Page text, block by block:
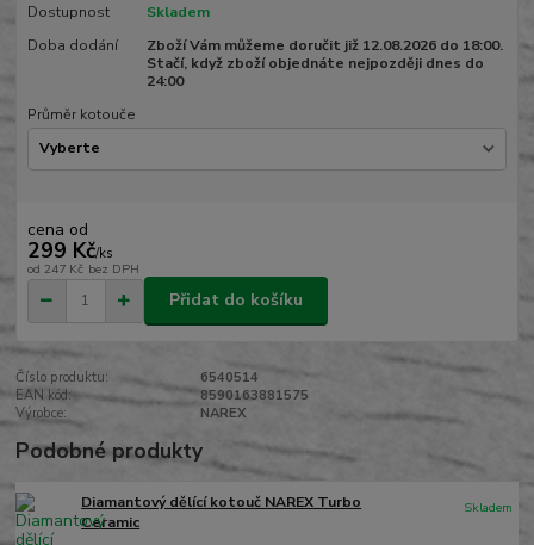
Dostupnost
Skladem
Doba dodání
Zboží Vám můžeme doručit již 12.08.2026 do 18:00.
Stačí, když zboží objednáte nejpozději dnes do
24:00
Průměr kotouče
cena od
299 Kč/ks
od 247 Kč bez DPH
Přidat do košíku
Číslo produktu:
6540514
EAN kód:
8590163881575
Výrobce:
NAREX
Podobné produkty
Diamantový dělící kotouč NAREX Turbo
Ceramic
Skladem